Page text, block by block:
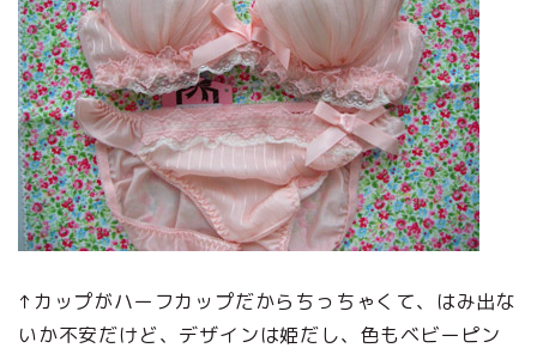
↑カップがハーフカップだからちっちゃくて、はみ出な
いか不安だけど、デザインは姫だし、色もベビーピン